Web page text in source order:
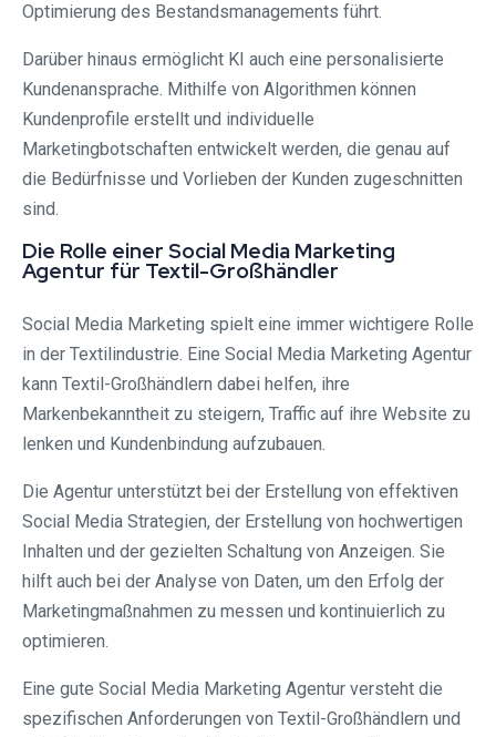
Optimierung des Bestandsmanagements führt.
Darüber hinaus ermöglicht KI auch eine personalisierte
Kundenansprache. Mithilfe von Algorithmen können
Kundenprofile erstellt und individuelle
Marketingbotschaften entwickelt werden, die genau auf
die Bedürfnisse und Vorlieben der Kunden zugeschnitten
sind.
Die Rolle einer Social Media Marketing
Agentur für Textil-Großhändler
Social Media Marketing spielt eine immer wichtigere Rolle
in der Textilindustrie. Eine Social Media Marketing Agentur
kann Textil-Großhändlern dabei helfen, ihre
Markenbekanntheit zu steigern, Traffic auf ihre Website zu
lenken und Kundenbindung aufzubauen.
Die Agentur unterstützt bei der Erstellung von effektiven
Social Media Strategien, der Erstellung von hochwertigen
Inhalten und der gezielten Schaltung von Anzeigen. Sie
hilft auch bei der Analyse von Daten, um den Erfolg der
Marketingmaßnahmen zu messen und kontinuierlich zu
optimieren.
Eine gute Social Media Marketing Agentur versteht die
spezifischen Anforderungen von Textil-Großhändlern und